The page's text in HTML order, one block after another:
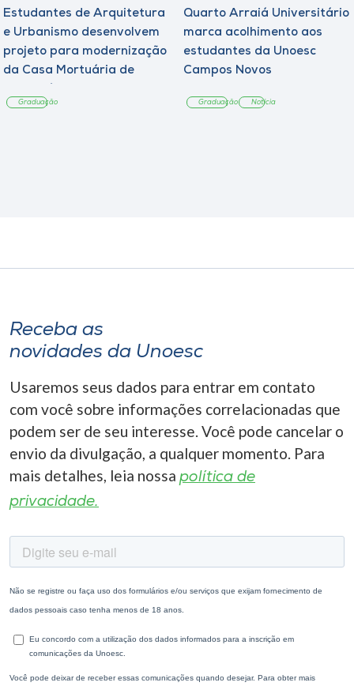
Estudantes de Arquitetura
e Urbanismo desenvolvem
projeto para modernização
da Casa Mortuária de
Graduação
Quarto Arraiá Universitário
marca acolhimento aos
estudantes da Unoesc
Campos Novos
Graduação Notícia
Receba as
novidades da Unoesc
Usaremos seus dados para entrar em contato
com você sobre informações correlacionadas que
podem ser de seu interesse. Você pode cancelar o
envio da divulgação, a qualquer momento. Para
mais detalhes, leia nossa política de
privacidade.